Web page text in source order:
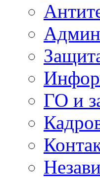
ГО и